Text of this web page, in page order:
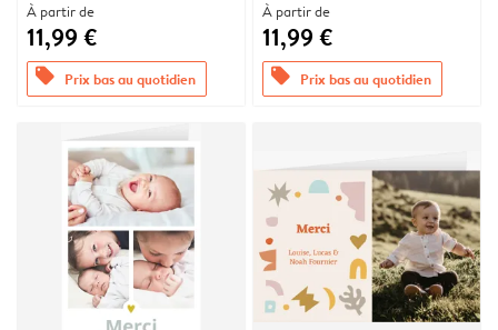
À partir de
11,99 €
offers Prix bas au quotidien
À partir de
11,99 €
offers Prix bas au quotidien